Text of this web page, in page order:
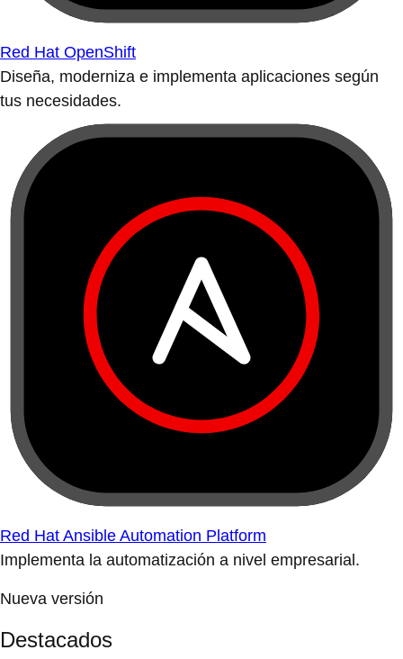
Red Hat OpenShift
Diseña, moderniza e implementa aplicaciones según
tus necesidades.
Red Hat Ansible Automation Platform
Implementa la automatización a nivel empresarial.
Nueva versión
Destacados